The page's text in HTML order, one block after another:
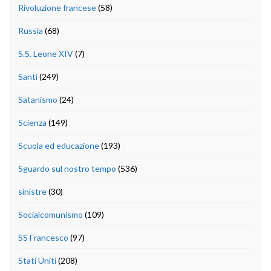
Rivoluzione francese(58)
Russia (68)
S.S. Leone XIV(7)
Santi(249)
Satanismo (24)
Scienza (149)
Scuola ed educazione(193)
Sguardo sul nostro tempo (536)
sinistre(30)
Socialcomunismo (109)
SS Francesco (97)
Stati Uniti(208)